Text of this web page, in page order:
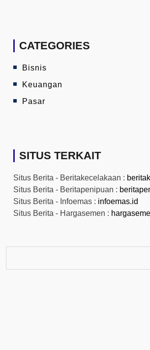
CATEGORIES
Bisnis
Keuangan
Pasar
SITUS TERKAIT
Situs Berita - Beritakecelakaan :
Situs Berita - Beritapenipuan :
Situs Berita - Infoemas : infoemas.id
Situs Berita - Hargasemen :